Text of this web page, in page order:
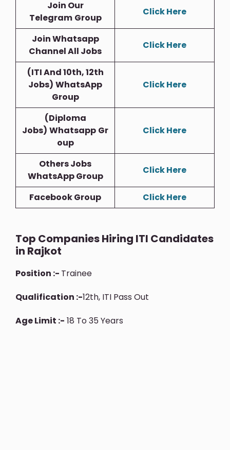
Join Our
Telegram Group
Click Here
Join Whatsapp
Channel All Jobs
Click Here
(ITI And 10th, 12th
Jobs) WhatsApp
Group
Click Here
(Diploma
Jobs) Whatsapp Gr
Oup
Click Here
Others Jobs
WhatsApp Group
Click Here
Facebook Group Click Here
Top Companies Hiring ITI Candidates
in Rajkot
Position :- Trainee
Qualification :-12th, ITI Pass Out
Age Limit :- 18 To 35 Years